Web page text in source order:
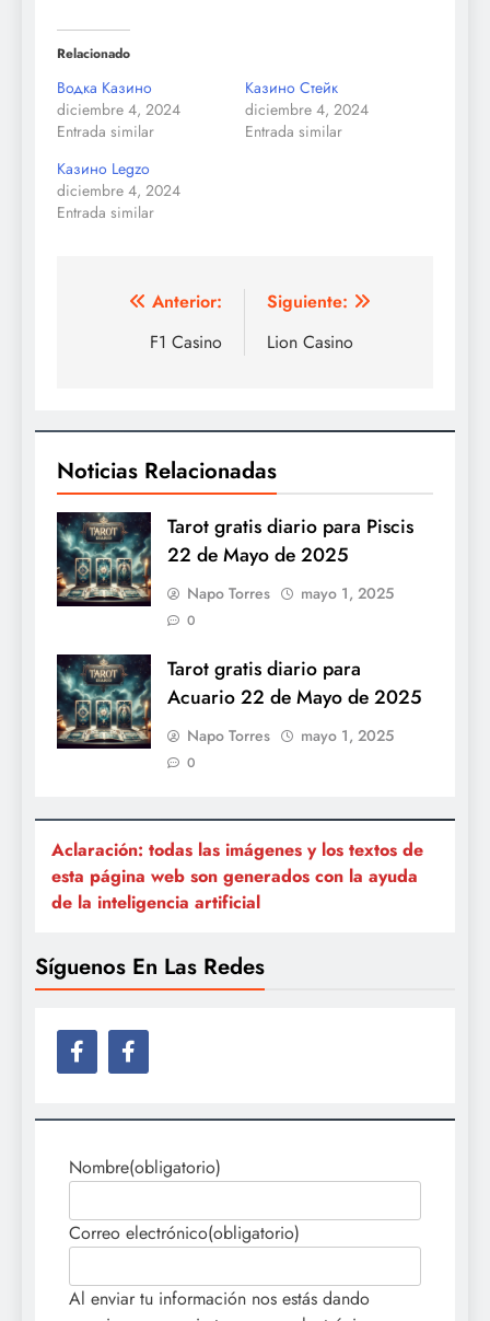
Relacionado
Водка Казино
diciembre 4, 2024
Entrada similar
Казино Стейк
diciembre 4, 2024
Entrada similar
Казино Legzo
diciembre 4, 2024
Entrada similar
Navegación
Anterior:
F1 Casino
Siguiente:
Lion Casino
Noticias Relacionadas
Tarot gratis diario para Piscis
22 de Mayo de 2025
Napo Torres mayo 1, 2025
0
Tarot gratis diario para
Acuario 22 de Mayo de 2025
Napo Torres mayo 1, 2025
0
Aclaración: todas las imágenes y los textos de
esta página web son generados con la ayuda
de la inteligencia artificial
Síguenos En Las Redes
Nombre(obligatorio)
Correo electrónico(obligatorio)
Al enviar tu información nos estás dando